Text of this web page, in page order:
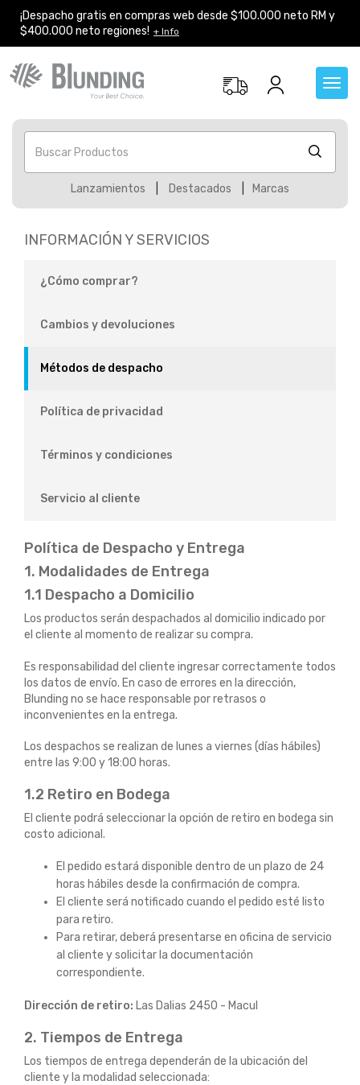
¡Despacho gratis en compras web desde $100.000 neto RM y
$400.000 neto regiones! + Info
Buscar Productos
Lanzamientos Destacados Marcas
INFORMACIÓN Y SERVICIOS
¿Cómo comprar?
Cambios y devoluciones
Métodos de despacho
Política de privacidad
Términos y condiciones
Servicio al cliente
Política de Despacho y Entrega
1. Modalidades de Entrega
1.1 Despacho a Domicilio
Los productos serán despachados al domicilio indicado por
el cliente al momento de realizar su compra.
Es responsabilidad del cliente ingresar correctamente todos
los datos de envío. En caso de errores en la dirección,
Blunding no se hace responsable por retrasos o
inconvenientes en la entrega.
Los despachos se realizan de lunes a viernes (días hábiles)
entre las 9:00 y 18:00 horas.
1.2 Retiro en Bodega
El cliente podrá seleccionar la opción de retiro en bodega sin
costo adicional.
El pedido estará disponible dentro de un plazo de 24
horas hábiles desde la confirmación de compra.
El cliente será notificado cuando el pedido esté listo
para retiro.
Para retirar, deberá presentarse en oficina de servicio
al cliente y solicitar la documentación
correspondiente.
Dirección de retiro: Las Dalias 2450 - Macul
2. Tiempos de Entrega
Los tiempos de entrega dependerán de la ubicación del
cliente y la modalidad seleccionada: